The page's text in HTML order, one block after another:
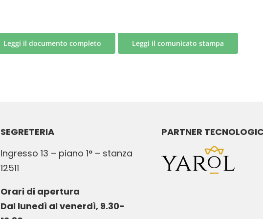
Leggi il documento completo Leggi il comunicato stampa
SEGRETERIA
Ingresso 13 – piano 1° – stanza
12511
Orari di apertura
Dal lunedì al venerdì, 9.30-
PARTNER